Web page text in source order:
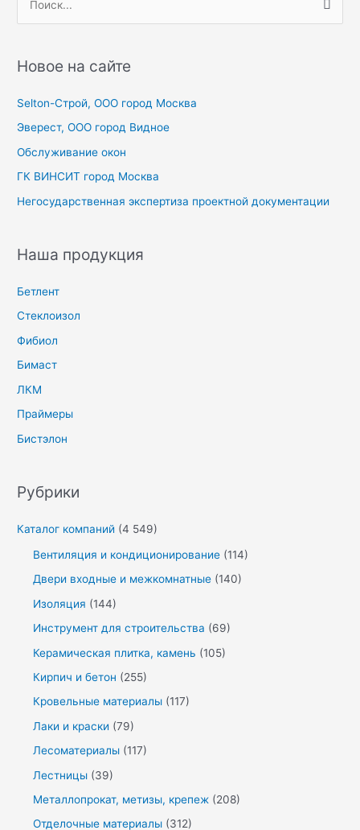
с
:
Новое на сайте
Selton-Строй, OOO город Москва
Эверест, ООО город Видное
Обслуживание окон
ГК ВИНСИТ город Москва
Негосударственная экспертиза проектной документации
Наша продукция
Бетлент
Стеклоизол
Фибиол
Бимаст
ЛКМ
Праймеры
Бистэлон
Рубрики
Каталог компаний (4 549)
Вентиляция и кондиционирование (114)
Двери входные и межкомнатные (140)
Изоляция (144)
Инструмент для строительства (69)
Керамическая плитка, камень (105)
Кирпич и бетон (255)
Кровельные материалы (117)
Лаки и краски (79)
Лесоматериалы (117)
Лестницы (39)
Металлопрокат, метизы, крепеж (208)
Отделочные материалы (312)